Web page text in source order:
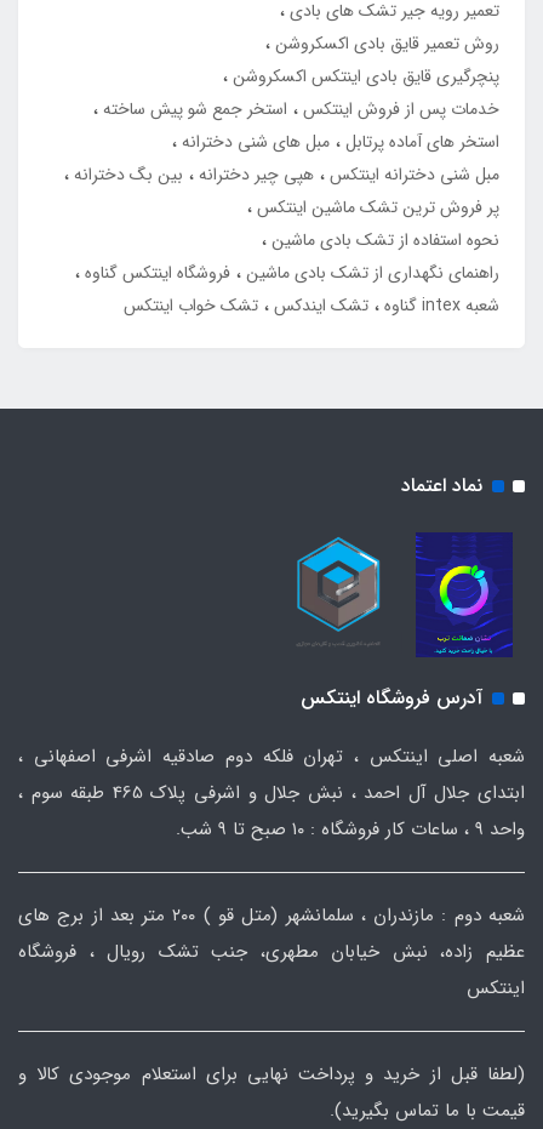
تعمیر رویه جیر تشک های بادی
روش تعمیر قایق بادی اکسکروشن
پنچرگیری قایق بادی اینتکس اکسکروشن
خدمات پس از فروش اینتکس
استخر جمع شو پیش ساخته
استخر های آماده پرتابل مبل های شنی دخترانه
مبل شنی دخترانه اینتکس هپی چیر دخترانه
بین بگ دخترانه
پر فروش ترین تشک ماشین اینتکس
نحوه استفاده از تشک بادی ماشین
راهنمای نگهداری از تشک بادی ماشین فروشگاه اینتکس گناوه
شعبه intex گناوه
تشک ایندکس تشک خواب اینتکس
نماد اعتماد
آدرس فروشگاه اینتکس
شعبه اصلی اینتکس ، تهران فلکه دوم صادقیه اشرفی اصفهانی ،
ابتدای جلال آل احمد ، نبش جلال و اشرفی پلاک 465 طبقه سوم ،
واحد ۹ ، ساعات کار فروشگاه : ۱۰ صبح تا ۹ شب.
شعبه دوم : مازندران ، سلمانشهر (متل قو ) ۲۰۰ متر بعد از برج های
عظیم زاده، نبش خیابان مطهری، جنب تشک رویال ، فروشگاه
اینتکس
(لطفا قبل از خرید و پرداخت نهایی برای استعلام موجودی کالا و
قیمت با ما تماس بگیرید).